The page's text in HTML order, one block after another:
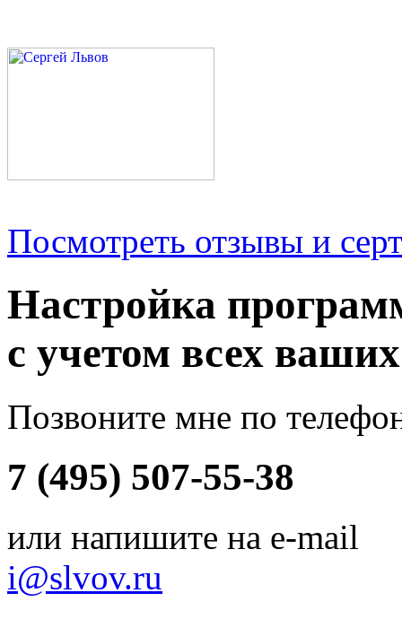
Посмотреть отзывы и
Настройка
с учетом всех
Позвоните мне по
7 (495) 507-55-38
или напишите на e-mail
i@slvov.ru